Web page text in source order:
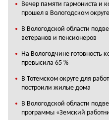
Вечер памяти гармониста и
прошел в Вологодском округе
В Вологодской области
ветеранов и пенсионеров
На Вологодчине готовность
превысила 65 %
В Тотемском округе для
построили жилые дома
В Вологодской области
программы «Земский